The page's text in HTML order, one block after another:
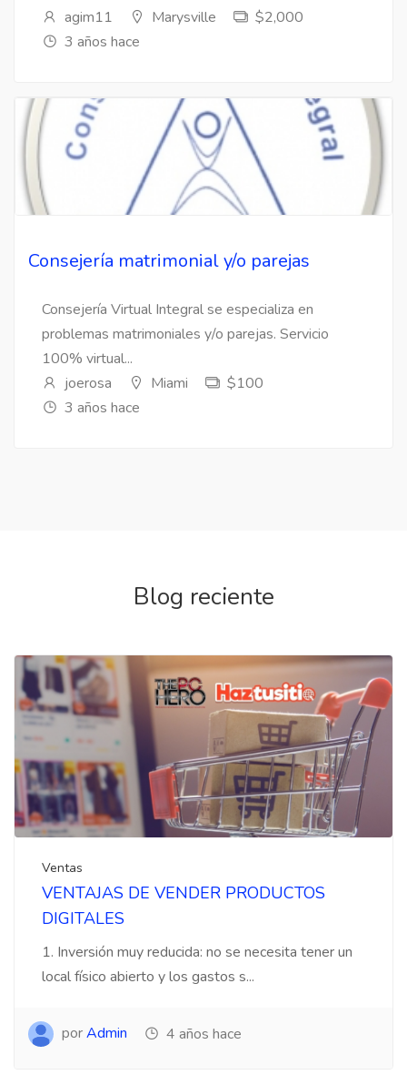
agim11
Marysville
$2,000
3 años hace
Consejería matrimonial y/o parejas
Consejería Virtual Integral se especializa en
problemas matrimoniales y/o parejas. Servicio
100% virtual...
joerosa
Miami
$100
3 años hace
Blog reciente
Ventas
VENTAJAS DE VENDER PRODUCTOS
DIGITALES
1. Inversión muy reducida: no se necesita tener un
local físico abierto y los gastos s...
porAdmin 4 años hace